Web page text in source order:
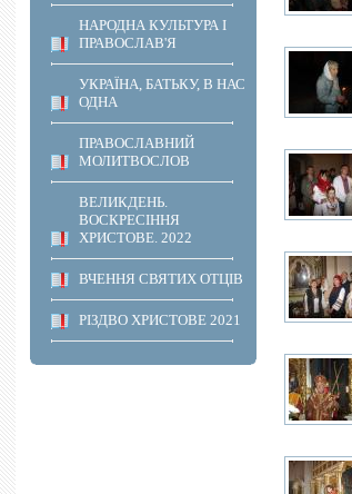
НАРОДНА КУЛЬТУРА І
ПРАВОСЛАВ'Я
УКРАЇНА, БАТЬКУ, В НАС
ОДНА
ПРАВОСЛАВНИЙ
МОЛИТВОСЛОВ
ВЕЛИКДЕНЬ.
ВОСКРЕСІННЯ
ХРИСТОВЕ. 2022
ВЧЕННЯ СВЯТИХ ОТЦІВ
РІЗДВО ХРИСТОВЕ 2021